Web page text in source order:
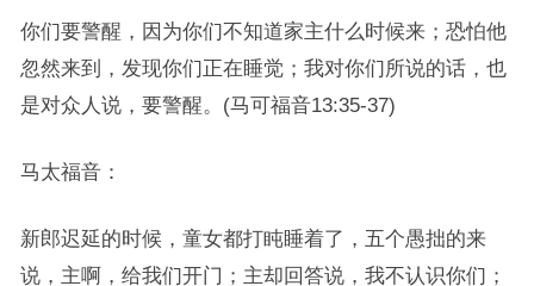
你们要警醒，因为你们不知道家主什么时候来；恐怕他
忽然来到，发现你们正在睡觉；我对你们所说的话，也
是对众人说，要警醒。(马可福音13:35-37)
马太福音：
新郎迟延的时候，童女都打盹睡着了，五个愚拙的来
说，主啊，给我们开门；主却回答说，我不认识你们；